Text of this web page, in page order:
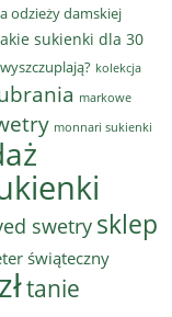
odzieży damskiej
sukienki dla 30
kolekcja
markowe
monnari sukienki
swetry sklep
świąteczny
tanie